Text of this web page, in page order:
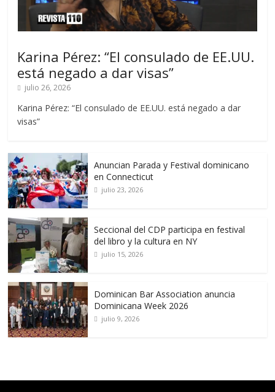
Karina Pérez: “El consulado de EE.UU.
está negado a dar visas”
julio 26, 2026
Karina Pérez: “El consulado de EE.UU. está negado a dar
visas”
Anuncian Parada y Festival dominicano
en Connecticut
julio 23, 2026
Seccional del CDP participa en festival
del libro y la cultura en NY
julio 15, 2026
Dominican Bar Association anuncia
Dominicana Week 2026
julio 9, 2026